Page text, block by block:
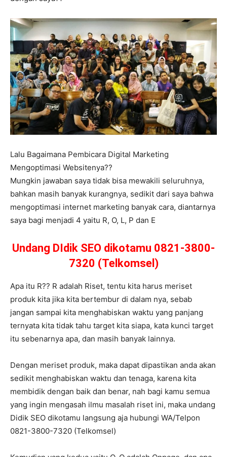
Lalu Bagaimana Pembicara Digital Marketing
Mengoptimasi Websitenya??
Mungkin jawaban saya tidak bisa mewakili seluruhnya,
bahkan masih banyak kurangnya, sedikit dari saya bahwa
mengoptimasi internet marketing banyak cara, diantarnya
saya bagi menjadi 4 yaitu R, O, L, P dan E
Undang DIdik SEO dikotamu 0821-3800-
7320 (Telkomsel)
Apa itu R?? R adalah Riset, tentu kita harus meriset
produk kita jika kita bertembur di dalam nya, sebab
jangan sampai kita menghabiskan waktu yang panjang
ternyata kita tidak tahu target kita siapa, kata kunci target
itu sebenarnya apa, dan masih banyak lainnya.
Dengan meriset produk, maka dapat dipastikan anda akan
sedikit menghabiskan waktu dan tenaga, karena kita
membidik dengan baik dan benar, nah bagi kamu semua
yang ingin mengasah ilmu masalah riset ini, maka undang
Didik SEO dikotamu langsung aja hubungi WA/Telpon
0821-3800-7320 (Telkomsel)